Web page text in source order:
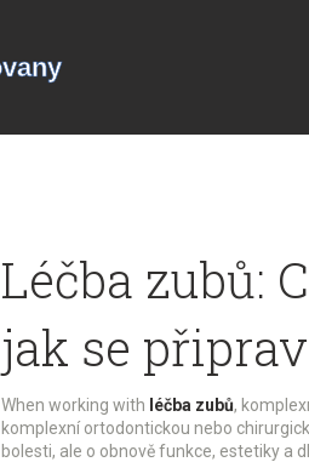
Léčba zubů:
jak se
When working with léčba zubů,
komplexní ortodontickou nebo
bolesti, ale o obnově funkce, estetiky a